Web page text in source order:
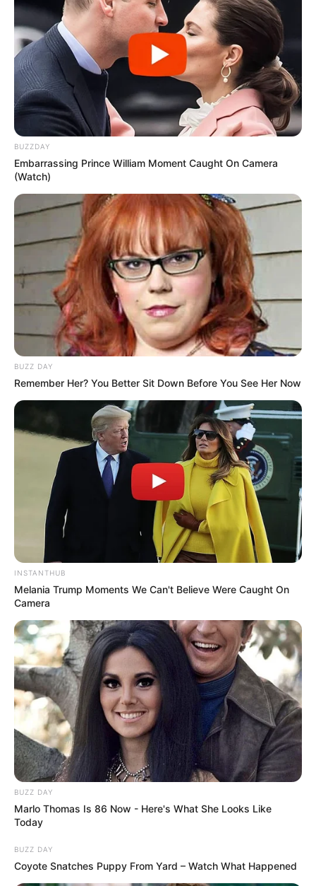
BUZZDAY
Embarrassing Prince William Moment Caught On Camera
(Watch)
BUZZ DAY
Remember Her? You Better Sit Down Before You See Her Now
INSTANTHUB
Melania Trump Moments We Can't Believe Were Caught On
Camera
BUZZ DAY
Marlo Thomas Is 86 Now - Here's What She Looks Like
Today
BUZZ DAY
Coyote Snatches Puppy From Yard – Watch What Happened